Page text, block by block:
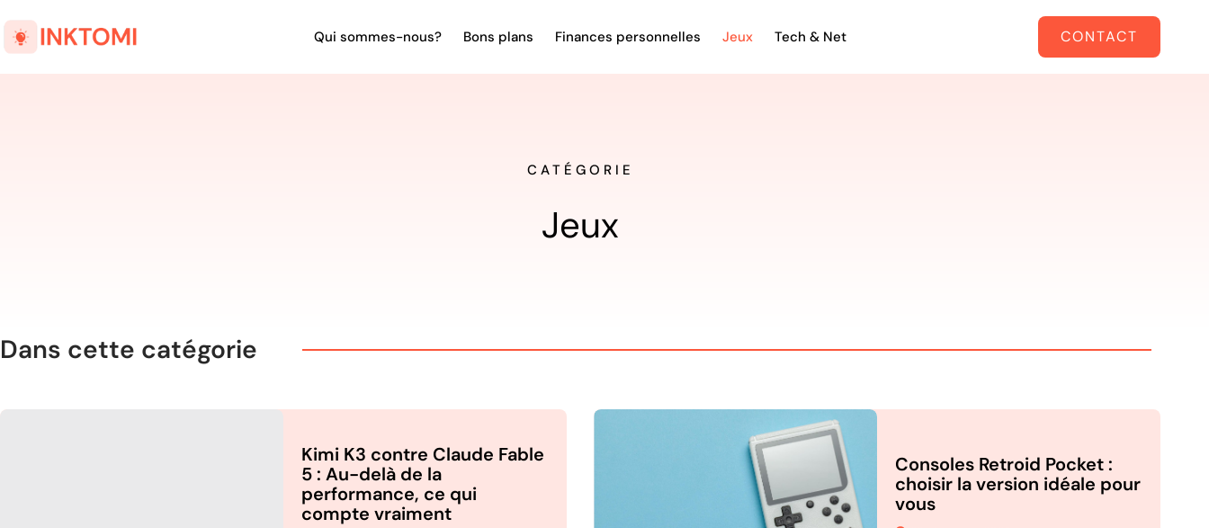
Qui sommes-nous? Bons plans Finances personnelles Jeux Tech & Net CONTACT
CATÉGORIE
Jeux
Dans cette catégorie
Kimi K3 contre Claude Fable
5 : Au-delà de la
performance, ce qui
compte vraiment
Consoles Retroid Pocket :
choisir la version idéale pour
vous